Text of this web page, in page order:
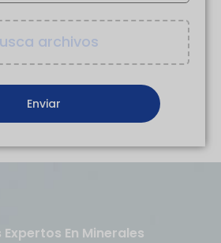
archivos
En Minerales